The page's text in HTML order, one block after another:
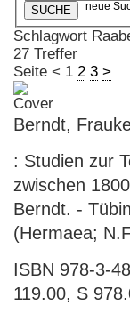
neue
Schlagwort
27 Treffer
Seite < 1 2 3 >
Berndt,
: Studien zur
zwischen
Berndt. -
(Hermaea;
ISBN 978-3-
119.00, S